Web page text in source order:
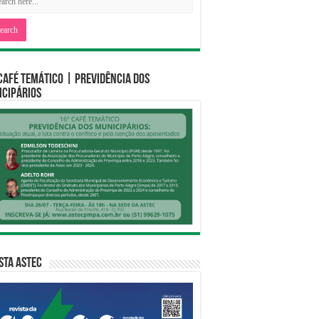
TEMÁTICO | PREVIDÊNCIA DOS
Astec